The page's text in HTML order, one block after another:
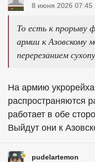
8 июня 2026 07:45
То есть к прорыву
армии к Азовскому
перерезанием
На армию
распространяются
работает в обе
Выйдут они к
pudelartemon